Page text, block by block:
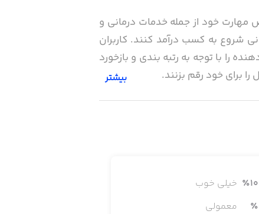
مهارت خود از جمله خدمات درمانی و
شروع به کسب درآمد کنند. کاربران
را با توجه به رتبه بندی و بازخورد
برای خود رقم بزنند.
تخصص خاصی داشته باشد میتواند از
بیشتر
٪ خیلی خوب
٪
معمولی